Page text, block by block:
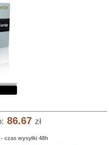
86.67 zł
czas wysyłki 48h